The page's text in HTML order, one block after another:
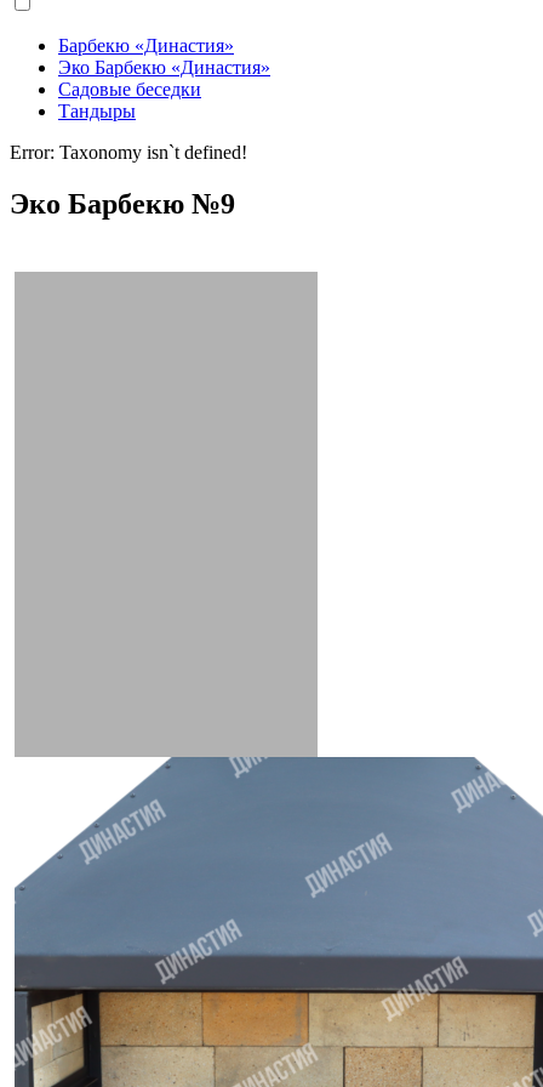
Барбекю «Династия»
Эко Барбекю «Династия»
Садовые беседки
Тандыры
Error: Taxonomy isn`t defined!
Эко Барбекю №9